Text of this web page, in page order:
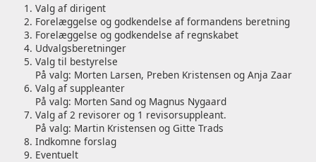
Valg af dirigent
Forelæggelse og godkendelse af formandens beretning
Forelæggelse og godkendelse af regnskabet
Udvalgsberetninger
Valg til bestyrelse
På valg: Morten Larsen, Preben Kristensen og Anja Zaar
Valg af suppleanter
På valg: Morten Sand og Magnus Nygaard
Valg af 2 revisorer og 1 revisorsuppleant.
På valg: Martin Kristensen og Gitte Trads
Indkomne forslag
Eventuelt